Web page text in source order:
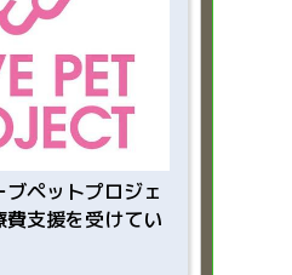
ブペットプロジェ
費支援を受けてい